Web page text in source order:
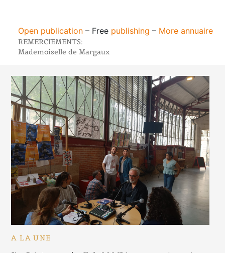
Open publication– Free publishing – More annuaire
REMERCIEMENTS:
Mademoiselle de Margaux
A LA UNE